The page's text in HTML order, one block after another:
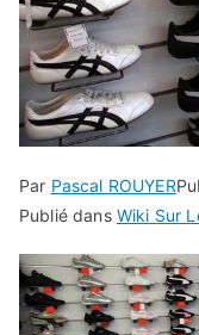
Par Pascal ROUYER
Publié dans Wiki Sur